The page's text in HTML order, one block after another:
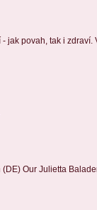
jak povah, tak i
Our Julietta